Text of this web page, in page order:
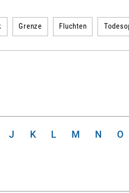
Grenze Fluchten
J K L M N O